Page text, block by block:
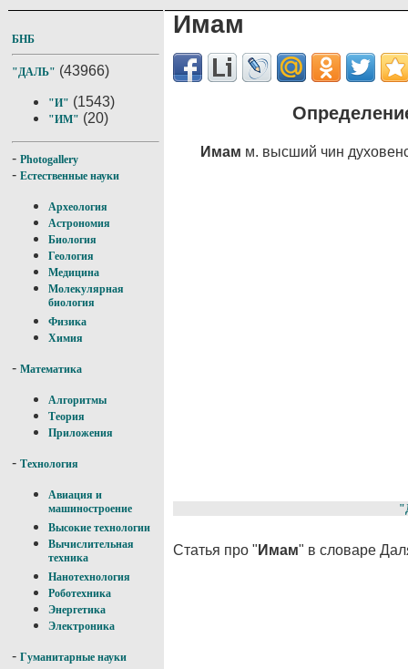
БНБ
"ДАЛЬ" (43966)
"И" (1543)
"ИМ" (20)
- Photogallery
- Естественные науки
Археология
Астрономия
Биология
Геология
Медицина
Молекулярная
биология
Физика
Химия
- Математика
Алгоритмы
Теория
Приложения
- Технология
Авиация и
машиностроение
Высокие технологии
Вычислительная
техника
Нанотехнология
Роботехника
Энергетика
Электроника
- Гуманитарные науки
Имам
Имам м. высший чин
Статья про " Имам" в словаре